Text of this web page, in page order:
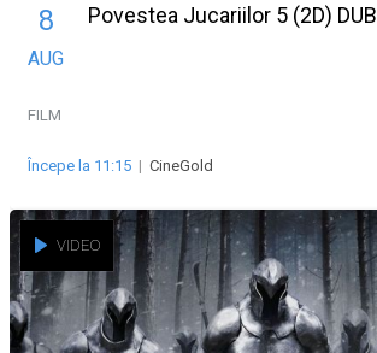
8
AUG
Povestea Jucariilor 5 (2D) DUB
FILM
Începe la 11:15 | CineGold
VIDEO